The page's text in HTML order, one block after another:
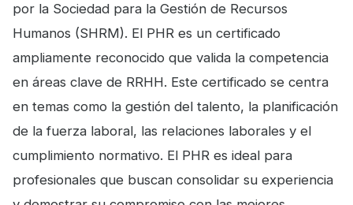
por la Sociedad para la Gestión de Recursos
Humanos (SHRM). El PHR es un certificado
ampliamente reconocido que valida la competencia
en áreas clave de RRHH. Este certificado se centra
en temas como la gestión del talento, la planificación
de la fuerza laboral, las relaciones laborales y el
cumplimiento normativo. El PHR es ideal para
profesionales que buscan consolidar su experiencia